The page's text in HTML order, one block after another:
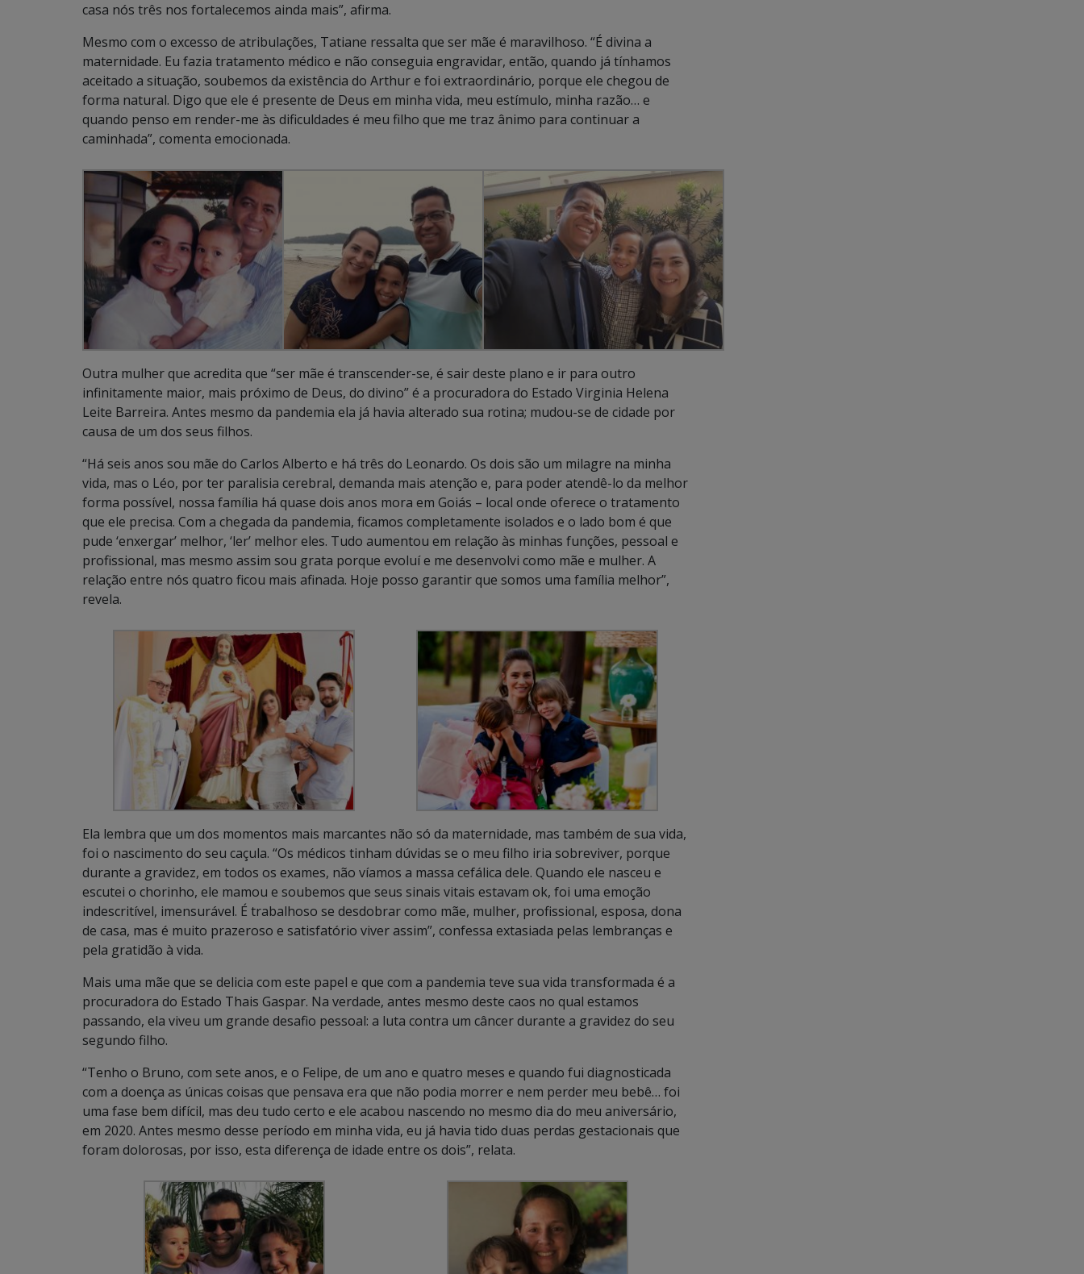
casa nós três nos fortalecemos ainda mais”, afirma.
Mesmo com o excesso de atribulações, Tatiane ressalta que ser mãe é maravilhoso. “É divina a
maternidade. Eu fazia tratamento médico e não conseguia engravidar, então, quando já tínhamos
aceitado a situação, soubemos da existência do Arthur e foi extraordinário, porque ele chegou de
forma natural. Digo que ele é presente de Deus em minha vida, meu estímulo, minha razão… e
quando penso em render-me às dificuldades é meu filho que me traz ânimo para continuar a
caminhada”, comenta emocionada.
Outra mulher que acredita que “ser mãe é transcender-se, é sair deste plano e ir para outro
infinitamente maior, mais próximo de Deus, do divino” é a procuradora do Estado Virginia Helena
Leite Barreira. Antes mesmo da pandemia ela já havia alterado sua rotina; mudou-se de cidade por
causa de um dos seus filhos.
“Há seis anos sou mãe do Carlos Alberto e há três do Leonardo. Os dois são um milagre na minha
vida, mas o Léo, por ter paralisia cerebral, demanda mais atenção e, para poder atendê-lo da melhor
forma possível, nossa família há quase dois anos mora em Goiás – local onde oferece o tratamento
que ele precisa. Com a chegada da pandemia, ficamos completamente isolados e o lado bom é que
pude ‘enxergar’ melhor, ‘ler’ melhor eles. Tudo aumentou em relação às minhas funções, pessoal e
profissional, mas mesmo assim sou grata porque evoluí e me desenvolvi como mãe e mulher. A
relação entre nós quatro ficou mais afinada. Hoje posso garantir que somos uma família melhor”,
revela.
Ela lembra que um dos momentos mais marcantes não só da maternidade, mas também de sua vida,
foi o nascimento do seu caçula. “Os médicos tinham dúvidas se o meu filho iria sobreviver, porque
durante a gravidez, em todos os exames, não víamos a massa cefálica dele. Quando ele nasceu e
escutei o chorinho, ele mamou e soubemos que seus sinais vitais estavam ok, foi uma emoção
indescritível, imensurável. É trabalhoso se desdobrar como mãe, mulher, profissional, esposa, dona
de casa, mas é muito prazeroso e satisfatório viver assim”, confessa extasiada pelas lembranças e
pela gratidão à vida.
Mais uma mãe que se delicia com este papel e que com a pandemia teve sua vida transformada é a
procuradora do Estado Thais Gaspar. Na verdade, antes mesmo deste caos no qual estamos
passando, ela viveu um grande desafio pessoal: a luta contra um câncer durante a gravidez do seu
segundo filho.
“Tenho o Bruno, com sete anos, e o Felipe, de um ano e quatro meses e quando fui diagnosticada
com a doença as únicas coisas que pensava era que não podia morrer e nem perder meu bebê… foi
uma fase bem difícil, mas deu tudo certo e ele acabou nascendo no mesmo dia do meu aniversário,
em 2020. Antes mesmo desse período em minha vida, eu já havia tido duas perdas gestacionais que
foram dolorosas, por isso, esta diferença de idade entre os dois”, relata.